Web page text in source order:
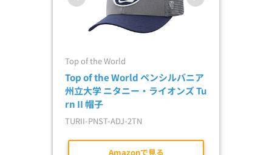
Top of the World
Top of the World ペンシルバニア
州立大学 ニタニー・ライオンズ Tu
rn II 帽子
TURII-PNST-ADJ-2TN
Amazonで見る